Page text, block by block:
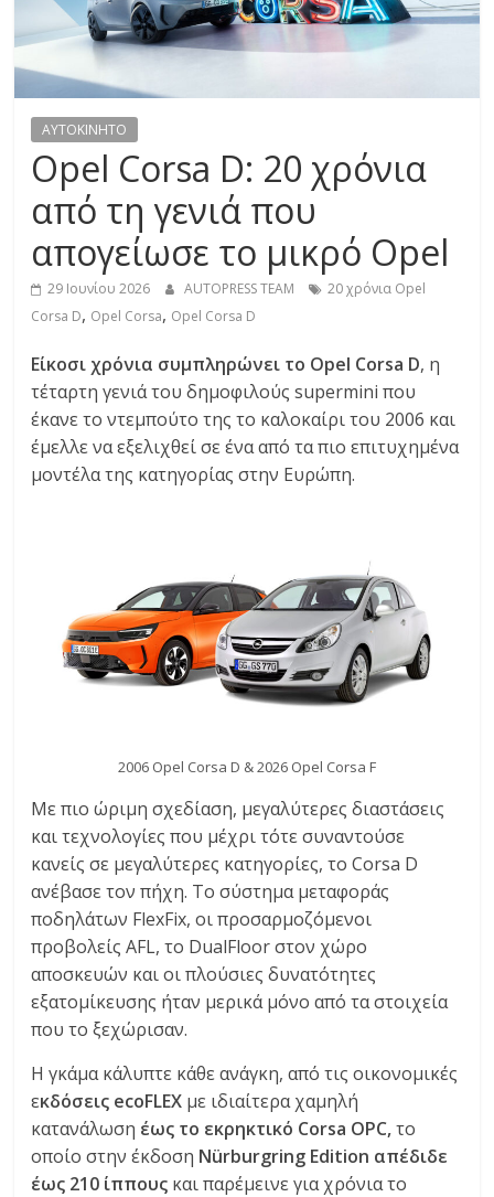
R
E
S
S
AYTOKINHTO
Opel Corsa D: 20 χρόνια
από τη γενιά που
απογείωσε το μικρό Opel
29 Ιουνίου 2026 AUTOPRESS TEAM
20 χρόνια Opel
Corsa D, Opel Corsa, Opel Corsa D
Είκοσι χρόνια συμπληρώνει το Opel Corsa D, η
τέταρτη γενιά του δημοφιλούς supermini που
έκανε το ντεμπούτο της το καλοκαίρι του 2006 και
έμελλε να εξελιχθεί σε ένα από τα πιο επιτυχημένα
μοντέλα της κατηγορίας στην Ευρώπη.
2006 Opel Corsa D & 2026 Opel Corsa F
Με πιο ώριμη σχεδίαση, μεγαλύτερες διαστάσεις
και τεχνολογίες που μέχρι τότε συναντούσε
κανείς σε μεγαλύτερες κατηγορίες, το Corsa D
ανέβασε τον πήχη. Το σύστημα μεταφοράς
ποδηλάτων FlexFix, οι προσαρμοζόμενοι
προβολείς AFL, το DualFloor στον χώρο
αποσκευών και οι πλούσιες δυνατότητες
εξατομίκευσης ήταν μερικά μόνο από τα στοιχεία
που το ξεχώρισαν.
Η γκάμα κάλυπτε κάθε ανάγκη, από τις οικονομικές
εκδόσεις ecoFLEX με ιδιαίτερα χαμηλή
κατανάλωση έως το εκρηκτικό Corsa OPC,το
οποίο στην έκδοση Nürburgring Edition απέδιδε
έως 210 ίππους και παρέμεινε για χρόνια το